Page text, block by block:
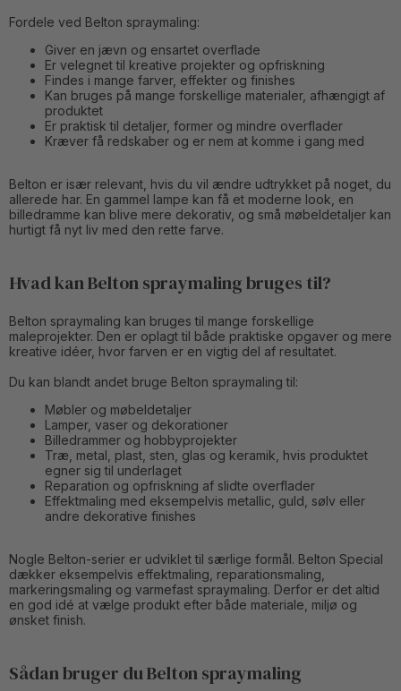
Fordele ved Belton spraymaling:
Giver en jævn og ensartet overflade
Er velegnet til kreative projekter og opfriskning
Findes i mange farver, effekter og finishes
Kan bruges på mange forskellige materialer, afhængigt af
produktet
Er praktisk til detaljer, former og mindre overflader
Kræver få redskaber og er nem at komme i gang med
Belton er især relevant, hvis du vil ændre udtrykket på noget, du
allerede har. En gammel lampe kan få et moderne look, en
billedramme kan blive mere dekorativ, og små møbeldetaljer kan
hurtigt få nyt liv med den rette farve.
Hvad kan Belton spraymaling bruges til?
Belton spraymaling kan bruges til mange forskellige
maleprojekter. Den er oplagt til både praktiske opgaver og mere
kreative idéer, hvor farven er en vigtig del af resultatet.
Du kan blandt andet bruge Belton spraymaling til:
Møbler og møbeldetaljer
Lamper, vaser og dekorationer
Billedrammer og hobbyprojekter
Træ, metal, plast, sten, glas og keramik, hvis produktet
egner sig til underlaget
Reparation og opfriskning af slidte overflader
Effektmaling med eksempelvis metallic, guld, sølv eller
andre dekorative finishes
Nogle Belton-serier er udviklet til særlige formål. Belton Special
dækker eksempelvis effektmaling, reparationsmaling,
markeringsmaling og varmefast spraymaling. Derfor er det altid
en god idé at vælge produkt efter både materiale, miljø og
ønsket finish.
Sådan bruger du Belton spraymaling